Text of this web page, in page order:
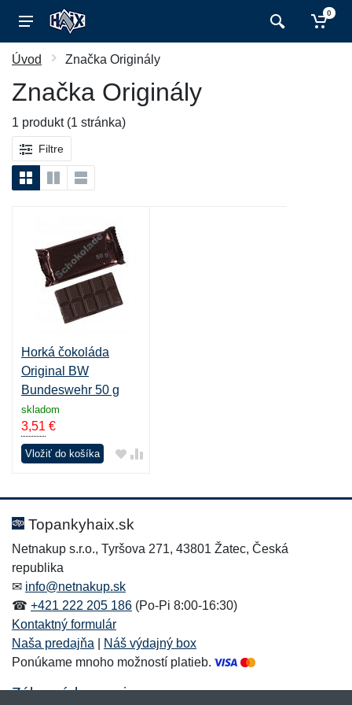
0
Úvod Značka Originály
Značka Originály
1 produkt (1 stránka)
Filtre
Horká čokoláda
Original BW
Bundeswehr 50 g
skladom
3,51 €
Vložiť do košíka
Topankyhaix.sk
Netnakup s.r.o., Tyršova 271, 43801 Žatec, Česká
republika
✉ info@netnakup.sk
☎ +421 222 205 186 (Po-Pi 8:00-16:30)
Kontaktný formulár
Naša predajňa
Náš výdajný box
Ponúkame mnoho možností platieb.
Zákaznícky servis